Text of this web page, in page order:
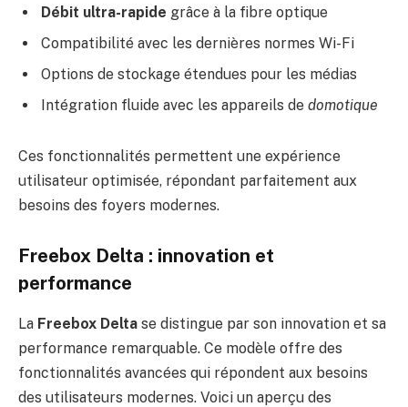
Débit ultra-rapide grâce à la fibre optique
Compatibilité avec les dernières normes Wi-Fi
Options de stockage étendues pour les médias
Intégration fluide avec les appareils de domotique
Ces fonctionnalités permettent une expérience
utilisateur optimisée, répondant parfaitement aux
besoins des foyers modernes.
Freebox Delta : innovation et
performance
La Freebox Delta se distingue par son innovation et sa
performance remarquable. Ce modèle offre des
fonctionnalités avancées qui répondent aux besoins
des utilisateurs modernes. Voici un aperçu des